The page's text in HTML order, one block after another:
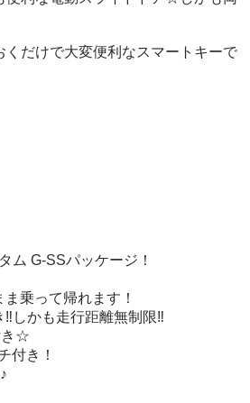
くだけで大変便利なスマートキーで
ム G-SSパッケージ！
乗って帰れます！
かも走行距離無制限‼️
き☆
付き！